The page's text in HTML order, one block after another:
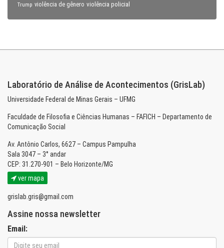
Trump violência de gênero violência policial
Laboratório de Análise de Acontecimentos (GrisLab)
Universidade Federal de Minas Gerais – UFMG
Faculdade de Filosofia e Ciências Humanas – FAFICH – Departamento de
Comunicação Social
Av. Antônio Carlos, 6627 – Campus Pampulha
Sala 3047 – 3° andar
CEP: 31.270-901 – Belo Horizonte/MG
ver mapa
grislab.gris@gmail.com
Assine nossa newsletter
Email: